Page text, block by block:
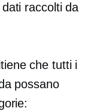
raccolti da
che tutti i
possano